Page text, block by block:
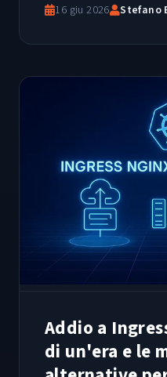
16 giu 2026 Stefano
Addio a
di un'era e le